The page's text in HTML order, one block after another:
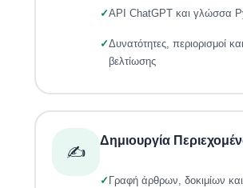
API ChatGPT και γλώσσα
Δυνατότητες, περιορισμοί
βελτίωσης
✍️
Δημιουργία
Γραφή άρθρων, δοκιμίων